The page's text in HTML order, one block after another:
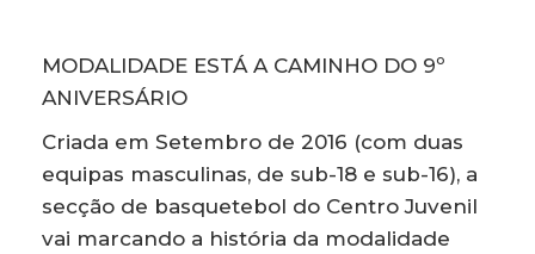
MODALIDADE ESTÁ A CAMINHO DO 9º
ANIVERSÁRIO
Criada em Setembro de 2016 (com duas
equipas masculinas, de sub-18 e sub-16), a
secção de basquetebol do Centro Juvenil
vai marcando a história da modalidade